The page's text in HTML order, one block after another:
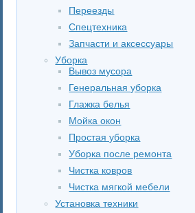
Переезды
Спецтехника
Запчасти и аксессуары
Уборка
Вывоз мусора
Генеральная уборка
Глажка белья
Мойка окон
Простая уборка
Уборка после ремонта
Чистка ковров
Чистка мягкой мебели
Установка техники